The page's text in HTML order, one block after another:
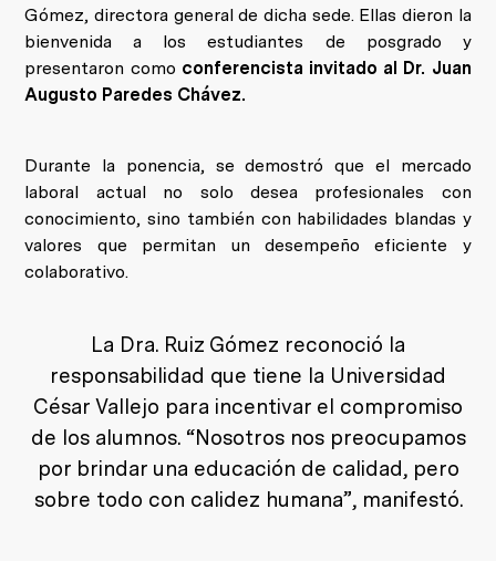
Gómez, directora general de dicha sede. Ellas dieron la
bienvenida a los estudiantes de posgrado y
presentaron como conferencista invitado al Dr. Juan
Augusto Paredes Chávez.
Durante la ponencia, se demostró que el mercado
laboral actual no solo desea profesionales con
conocimiento, sino también con habilidades blandas y
valores que permitan un desempeño eficiente y
colaborativo.
La Dra. Ruiz Gómez reconoció la
responsabilidad que tiene la Universidad
César Vallejo para incentivar el compromiso
de los alumnos. “Nosotros nos preocupamos
por brindar una educación de calidad, pero
sobre todo con calidez humana”, manifestó.